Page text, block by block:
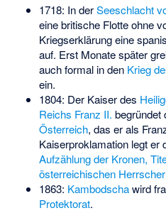
1718: In derSeeschlacht
eine britische Flotte ohne
Kriegserklärung eine
auf. Erst Monate später
auch formal in den Krieg
ein.
1804: Der Kaiser des
Reichs Franz II. begründet
Österreich, das er als
Kaiserproklamation legt er
Aufzählung der Kronen,
österreichischen Herrscher
1863: Kambodschawird
Protektorat.